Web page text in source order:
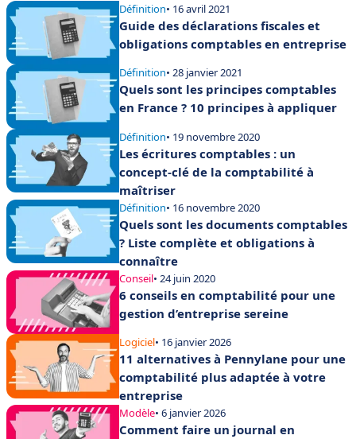
Définition• 16 avril 2021
Guide des déclarations fiscales et
obligations comptables en entreprise
Définition• 28 janvier 2021
Quels sont les principes comptables
en France ? 10 principes à appliquer
Définition• 19 novembre 2020
Les écritures comptables : un
concept-clé de la comptabilité à
maîtriser
Définition• 16 novembre 2020
Quels sont les documents comptables
? Liste complète et obligations à
connaître
Conseil• 24 juin 2020
6 conseils en comptabilité pour une
gestion d’entreprise sereine
Logiciel• 16 janvier 2026
11 alternatives à Pennylane pour une
comptabilité plus adaptée à votre
entreprise
Modèle• 6 janvier 2026
Comment faire un journal en